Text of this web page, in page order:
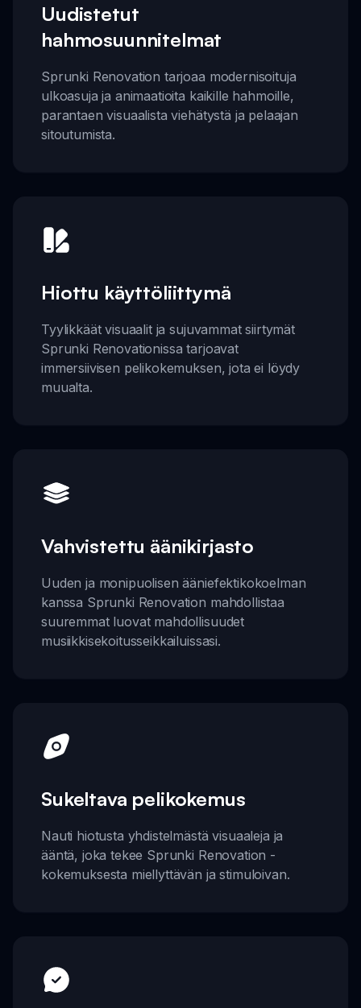
Uudistetut
hahmosuunnitelmat
Sprunki Renovation tarjoaa modernisoituja
ulkoasuja ja animaatioita kaikille hahmoille,
parantaen visuaalista viehätystä ja pelaajan
sitoutumista.
Hiottu käyttöliittymä
Tyylikkäät visuaalit ja sujuvammat siirtymät
Sprunki Renovationissa tarjoavat
immersiivisen pelikokemuksen, jota ei löydy
muualta.
Vahvistettu äänikirjasto
Uuden ja monipuolisen ääniefektikokoelman
kanssa Sprunki Renovation mahdollistaa
suuremmat luovat mahdollisuudet
musiikkisekoitusseikkailuissasi.
Sukeltava pelikokemus
Nauti hiotusta yhdistelmästä visuaaleja ja
ääntä, joka tekee Sprunki Renovation -
kokemuksesta miellyttävän ja stimuloivan.